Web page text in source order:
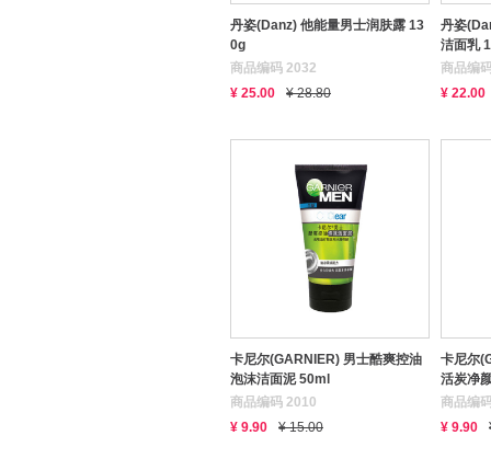
丹姿(Danz) 他能量男士润肤露 13
0g
商品编码 2032
¥ 25.00
¥ 28.80
丹姿
洁面乳
商品编
¥ 22.00
卡尼尔(GARNIER) 男士酷爽控油
泡沫洁面泥 50ml
商品编码 2010
¥ 9.90
¥ 15.00
卡尼尔
活炭净
商品编
¥ 9.90